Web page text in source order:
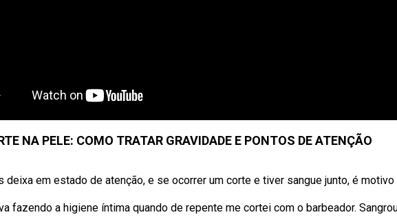
NA PELE: COMO TRATAR GRAVIDADE E PONTOS DE ATENÇÃO
em estado de atenção, e se ocorrer um corte e tiver sangue junto, é motivo
fazendo a higiene íntima quando de repente me cortei com o barbeador.